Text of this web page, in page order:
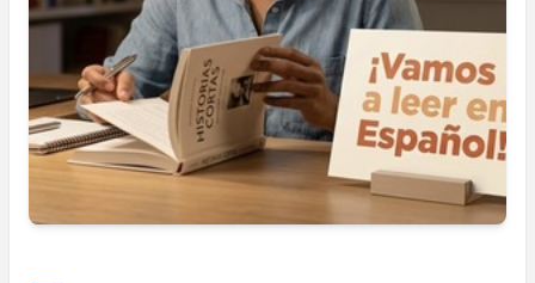
100% Satisfaction Guaranteed Lesson
Details Here→